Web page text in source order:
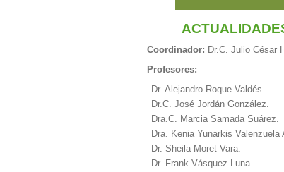
Coordinador: Dr.C. Julio César
Profesores:
Dr. Alejandro Roque Valdés.
Dr.C. José Jordán González.
Dra.C. Marcia Samada Suárez.
Dra. Kenia Yunarkis Valenzuela
Dr. Sheila Moret Vara.
Dr. Frank Vásquez Luna.